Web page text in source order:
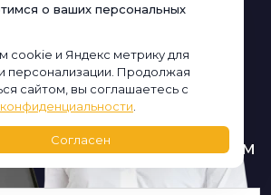
и мы Вам перезвоним
о ваших персональных
cookie и Яндекс метрику для
персонализации. Продолжая
сайтом, вы соглашаетесь с
Согласен